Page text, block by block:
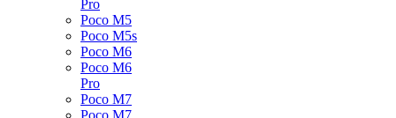
Pro
Poco M5
Poco M5s
Poco M6
Poco M6
Pro
Poco M7
Poco M7